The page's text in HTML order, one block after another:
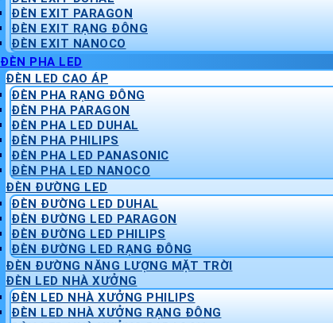
ĐÈN EXIT PARAGON
ĐÈN EXIT RẠNG ĐÔNG
ĐÈN EXIT NANOCO
ĐÈN PHA LED
ĐÈN LED CAO ÁP
ĐÈN PHA RẠNG ĐÔNG
ĐÈN PHA PARAGON
ĐÈN PHA LED DUHAL
ĐÈN PHA PHILIPS
ĐÈN PHA LED PANASONIC
ĐÈN PHA LED NANOCO
ĐÈN ĐƯỜNG LED
ĐÈN ĐƯỜNG LED DUHAL
ĐÈN ĐƯỜNG LED PARAGON
ĐÈN ĐƯỜNG LED PHILIPS
ĐÈN ĐƯỜNG LED RẠNG ĐÔNG
ĐÈN ĐƯỜNG NĂNG LƯỢNG MẶT TRỜI
ĐÈN LED NHÀ XƯỞNG
ĐÈN LED NHÀ XƯỞNG PHILIPS
ĐÈN LED NHÀ XƯỞNG RẠNG ĐÔNG